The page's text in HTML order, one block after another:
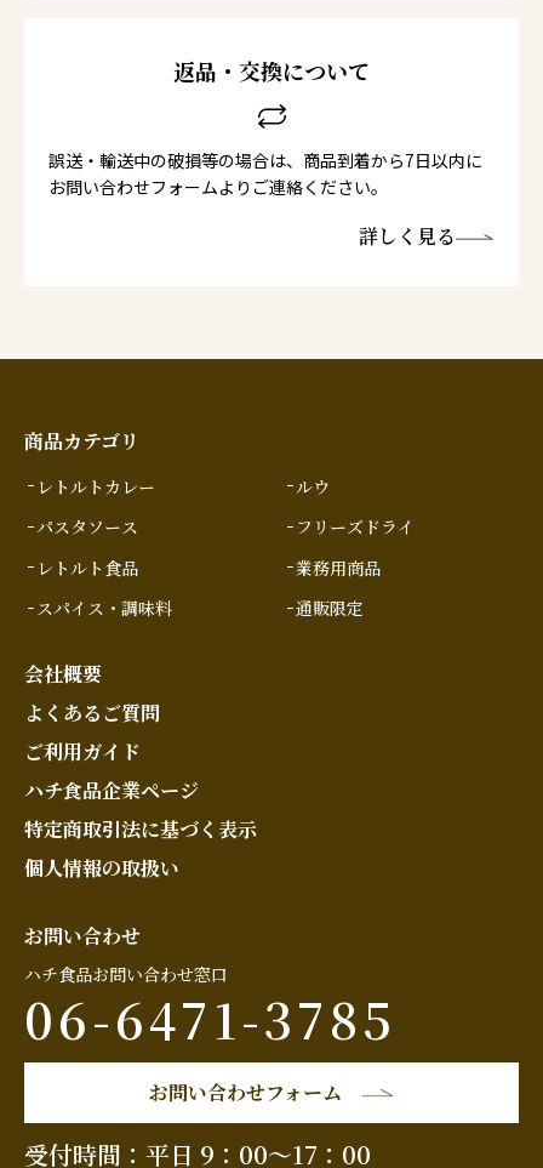
返品・交換について
誤送・輸送中の破損等の場合は、商品到着から7日以内に
お問い合わせフォームよりご連絡ください。
詳しく見る
商品カテゴリ
レトルトカレー
パスタソース
レトルト食品
スパイス・調味料
ルウ
フリーズドライ
業務用商品
通販限定
会社概要
よくあるご質問
ご利用ガイド
ハチ食品企業ページ
特定商取引法に基づく表示
個人情報の取扱い
お問い合わせ
ハチ食品お問い合わせ窓口
06-6471-3785
お問い合わせフォーム
受付時間：平日 9：00～17：00